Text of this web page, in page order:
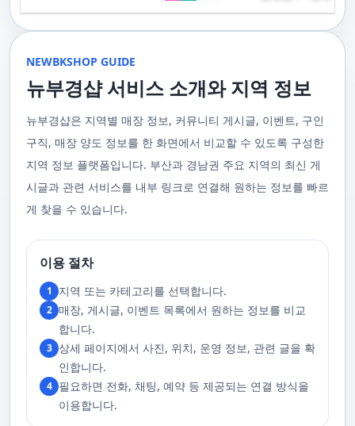
기 위해 부경샵은 계속해서 훌륭한 관리사들을 모집하고 있답니다. 부산 출
장을 원하실 때는 언제든지 후불제로 예약하실 수 있어요, 이점 참고해주세
요. 사전에 예약하시면 더욱 쾌적한 부산 러시아 홈케어 서비스를 경험하실
대한 많은 관심 덕분에, 부경샵은 필요한 요구 사항들을 간단하게 필수적인
것들로 정리했어요. 이 가이드라인을 따라주시면, 서비스 이용 중에 문제가
생기지 않을 거예요. 첫째로, 너무 많은 알코올을 섭취해 만취 상태일 경우에
게 좋아요.서비스 당일에는 부경샵과의 원활한 의사소통이 중요해요, 그래
서 공중전화나 발신 제한으로는 연락이 어려워요. 또한, 자주 예약을 취소하
거나 예약 없이 나타나지 않는 경우, 앞으로 예약하기가 어려워질 수 있으니
가격으로 경험해 보세요.터치 -> 부경샵 홈페이지 터치 -> 더욱 새로워진 뉴
부경샵 홈페이지 터치 -> 부경샵앱 다운로드 - Google Play
원 코스에 대한 궁금증이 있으시다면, 전화를 통한 상담을 추천드립니다.
부산 일본인 홈케어는 대면 서비스의 특성상, 직접 통화를 통한 문의와 예약
시면, 부경샵은 그에 최적화된 서비스를 제공하기 위해 최선을 다할 것입니
다. 언제든지 필요하실 때, 편리한 상담과 지원이 준비되어 있으니 주저하지
마시고 연락 주세요. 부산 일본인 홈케어 이용 방법에 대해서는, 서비스의
핵심은 바로 고객님의 현재 위치에서 직접 찾아가는 것입니다. 이 방식을 통
등, 자신만의 공간에서 편안한 맞춤형 마사지를 받으실 수 있습니다. 최근
한 마사지 서비스를 제공하기 위해 노력하고 있습니다. 부경샵의 주된 목적
은 고객님들이 긴장을 해소하고 새로운 활력을 얻을 수 있는 피난처를 마련
하는 것입니다. 또한, 부경샵 한국과 태국, 일본에서 온 관리사 중 선택이 가
능하며, 다른 곳에서 찾아볼 수 없는 독특한 기술과 마음가짐을 가진 관리사
를 자랑합니다. 이러한 품질은 비교할 수 없는 수준입니다. 서비스의 질을
더욱 높이기 위해, 부경샵은 지속적으로 우수한 일본인 관리사를 모집 중입
서비스를 경험하실 수 있습니다. 마지막으로 부산 일본인 홈케어 서비스를
이용하시기 전에, 아래 주의사항을 상세히 확인하시고 예약을 진행해 주시
기 바랍니다. 부경샵 서비스에 대한 높은 수요를 감안하여, 이용 요건을 간
소화하여 필수적인 사항으로 명시했습니다. 이 가이드라인을 따르시면, 서
비스 이용 중 문제가 발생하지 않을 것입니다. 특히, 과도한 알코올 섭취로
인해 만취 상태에서는 서비스 이용에 제한을 두고 있음을 명확히 합니다. 이
러한 상태에서는 다음 기회에 이용해 주시길 부탁드립니다. 서비스 도착 시
원활한 의사소통이 이루어질 수 있도록, 저희와의 연락이 반드시 가능해야
합니다. 이에 공중전화 사용이나 발신 번호 표시 제한으로의 통화는 받지 않
고 있습니다. 또한, 자주 발생하는 예약 취소나 무단으로 예약을 취소할 경
우, 향후 서비스 예약에 제약이 생길 수 있음을 알려드립니다. 시간을 효율적
으로 사용하며, 합리적인 가격으로 부경샵만의 특별한 경험을 하실 수 있습
정기적으로 받는 마사지입니다.2. 타이 마사지 타이 마사지는 동양의 전통
적인 마사지 방법으로, 신체의 스트레칭과 압력 포인트를 조합하여 신체의
균형을 맞추는 데 중점을 둡니다. 이 마사지는 유연성을 증진시키고 근육의
사지는 신체의 긴장을 풀어주고, 스트레스를 감소시키며, 전반적인 신체 기
서 유래한 마사지 방법으로, 의자에 앉은 상태에서 받을 수 있어 사무실이나
집에서도 쉽게 즐길 수 있습니다. 이 마사지는 특히 허리와 어깨의 피로를 해
소하는 데 효과적이며, 신체의 전반적인 이완을 도와 스트레스 감소에 도움
을 줍니다. 샤이츠 마사지는 짧은 시간에 효과적인 이완을 제공하여, 바쁜 일
상 속에서 짧은 휴식을 필요로 하는 현대인에게 적합합니다.4. 발 마사지 발
마사지는 발과 발목을 중심으로 이루어지는 마사지로, 신체의 균형을 유지
하고 전반적인 피로를 풀어주는 데 중점을 둡니다. 이 마사지는 발의 압력점
을 개선합니다. 발 마사지는 특히 장시간 서 있거나 걷는 일이 많은 사람들에
게 추천되며, 발의 피로 뿐만 아니라 전체적인 신체의 건강과 웰빙에도 긍정
적인 영향을 줍니다.부경샵 앱을 통해 부산 남포동 지역의 고객들은 이러한
춤형 서비스를 즐길 수 있습니다.출장마사지는 부경샵 ↓↓↓ 클릭
https://bkshop.kr/더욱 새로워진 출장마사지 뉴부경샵↓↓↓ 클릭
https://newbkshop.com/출장마사지 부경샵앱 다운로드↓↓↓ 클릭
https://play.google.com/store/apps/details?
울 수 있는 이런 부경샵에서 예약하시는 것을 추천드립니다.때론, 그냥 누워
부산꿀통 디시에서 제공하는 서비스는 여러분에게 새로운 힐링의 기회를 제
사지는 여러분의 체질 개선, 스트레스 해소, 마음의 안정 등 다양한 효능을
가져다줍니다. 이와 같이 부산꿀통 디시의 마사지는 여러분의 건강을 지키
간을 가질 수 있게 해줍니다. 그리고 이런 부산꿀통 디시의 서비스를 편리하
게 예약하고 이용할 수 있게 도와주는 '부경샵' 어플은 부산과 경남 지역에서
최고의 마사지 어플로 추천받고 있습니다. 복잡한 예약 과정 없이, 부담 없이
부산꿀통 디시의 서비스를 이용하려는 분들께 부경샵 어플을 강력히 추천드
립니다.여러분의 건강과 힐링을 위해, 부산꿀통 디시와 부경샵이 함께하며,
모든 고민과 걱정 속에서 여러분을 위로하고 도와드리겠습니다. 부산꿀통
부산꿀통 디시의 건강한 마사지와 쾌적한 분위기 속에서 행복과 건강을 찾
주급
NEWBKSHOP GUIDE
뉴부경샵 서비스 소개와 지역 정보
뉴부경샵은 지역별 매장 정보, 커뮤니티 게시글, 이벤트, 구인
구직, 매장 양도 정보를 한 화면에서 비교할 수 있도록 구성한
지역 정보 플랫폼입니다. 부산과 경남권 주요 지역의 최신 게
시글과 관련 서비스를 내부 링크로 연결해 원하는 정보를 빠르
게 찾을 수 있습니다.
이용 절차
1 지역 또는 카테고리를 선택합니다.
2 매장, 게시글, 이벤트 목록에서 원하는 정보를 비교
합니다.
3 상세 페이지에서 사진, 위치, 운영 정보, 관련 글을 확
인합니다.
4 필요하면 전화, 채팅, 예약 등 제공되는 연결 방식을
이용합니다.